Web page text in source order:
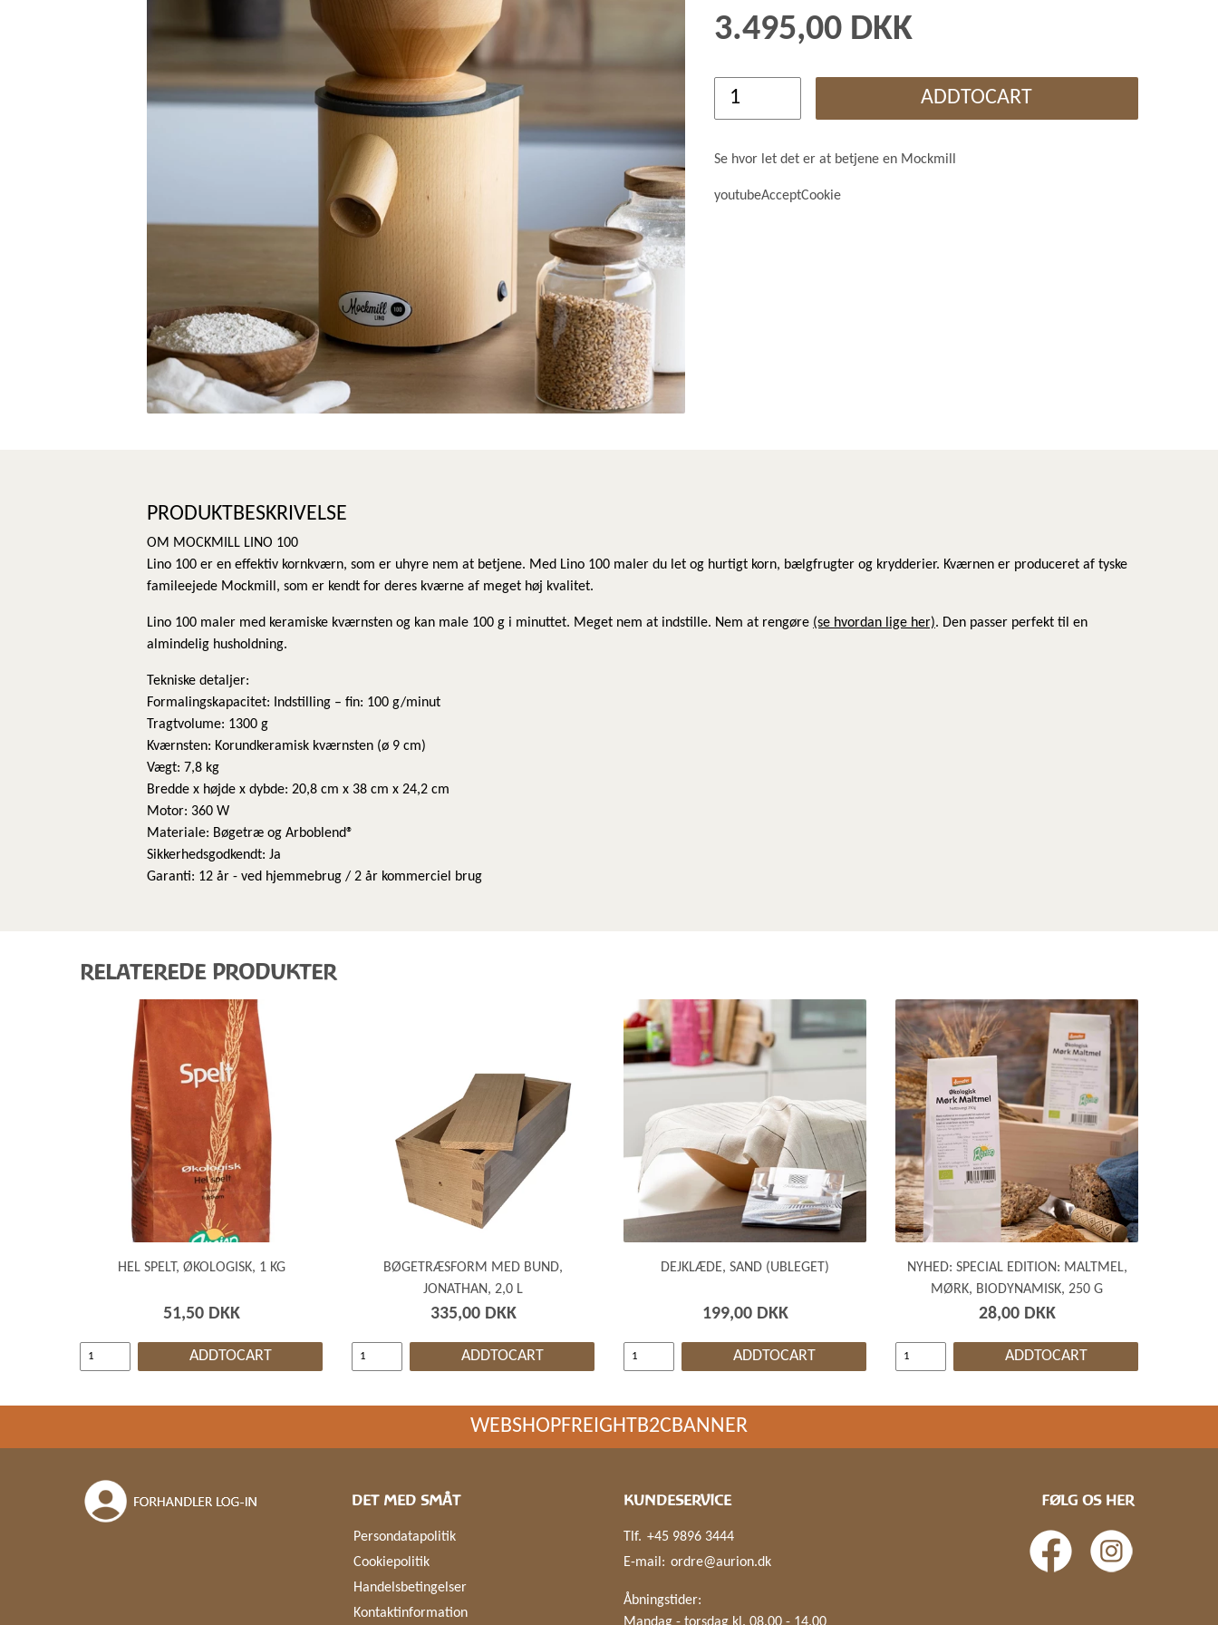
GRØD OG GRYN
HÆVEMIDLER
KORN OG MEL
KORNKVÆRNE
3.495,00 DKK
ADDTOCART
Se hvor let det er at betjene en Mockmill
youtubeAcceptCookie
PRODUKTBESKRIVELSE
OM MOCKMILL LINO 100
Lino 100 er en effektiv kornkværn, som er uhyre nem at betjene. Med Lino 100 maler du let og hurtigt korn, bælgfrugter og krydderier. Kværnen er produceret af tyske
famileejede Mockmill, som er kendt for deres kværne af meget høj kvalitet.
Lino 100 maler med keramiske kværnsten og kan male 100 g i minuttet. Meget nem at indstille. Nem at rengøre (se hvordan lige her). Den passer perfekt til en
almindelig husholdning.
Tekniske detaljer:
Formalingskapacitet: Indstilling – fin: 100 g/minut
Tragtvolume: 1300 g
Kværnsten: Korundkeramisk kværnsten (ø 9 cm)
Vægt: 7,8 kg
Bredde x højde x dybde: 20,8 cm x 38 cm x 24,2 cm
Motor: 360 W
Materiale: Bøgetræ og Arboblend®
Sikkerhedsgodkendt: Ja
Garanti: 12 år - ved hjemmebrug / 2 år kommerciel brug
RELATEREDE PRODUKTER
HEL SPELT, ØKOLOGISK, 1 KG
51,50 DKK
ADDTOCART
BØGETRÆSFORM MED BUND,
JONATHAN, 2,0 L
335,00 DKK
ADDTOCART
DEJKLÆDE, SAND (UBLEGET)
199,00 DKK
ADDTOCART
NYHED: SPECIAL EDITION: MALTMEL,
MØRK, BIODYNAMISK, 250 G
28,00 DKK
ADDTOCART
WEBSHOPFREIGHTB2CBANNER
DET MED SMÅT
Persondatapolitik
Cookiepolitik
Handelsbetingelser
Kontaktinformation
KUNDESERVICE
Tlf. +45 9896 3444
E-mail: ordre@aurion.dk
Åbningstider:
FØLG OS HER